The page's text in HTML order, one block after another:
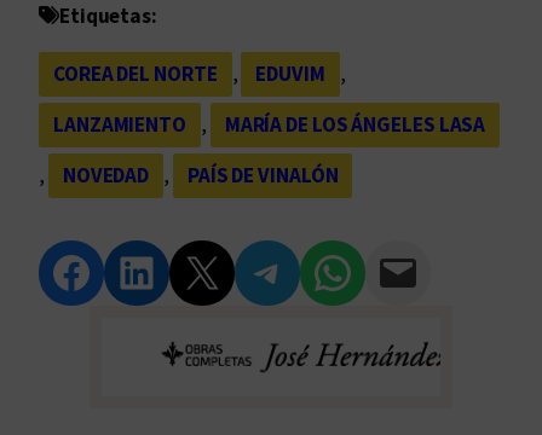
Etiquetas:
COREA DEL NORTE , EDUVIM
,
LANZAMIENTO
,
MARÍA DE LOS ÁNGELES LASA
,
NOVEDAD , PAÍS DE VINALÓN
Compartir en Facebook Compartir en LinkedIn Compartir en Twitter Compartir en Telegram Compartir en WhatsApp Compartir vía Email